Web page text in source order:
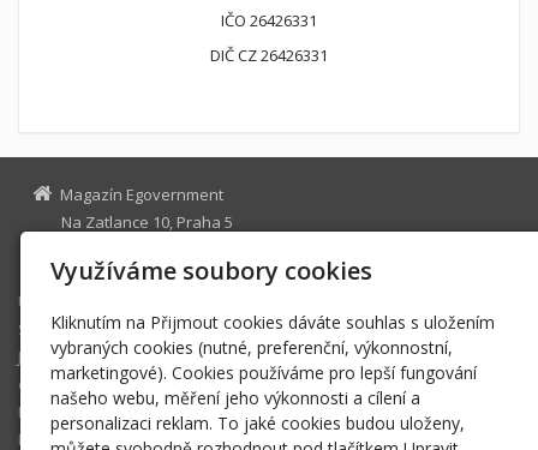
IČO 26426331
DIČ CZ 26426331
Magazín Egovernment
Na Zatlance 10, Praha 5
egovernment@egovernment.cz
Úvodní stránka
STUDIO
JIHLAVA
eOSOBNOST
ROK INFORMATIKY
MIKULOV
Využíváme soubory cookies
Kliknutím na Přijmout cookies dáváte souhlas s uložením
vybraných cookies (nutné, preferenční, výkonnostní,
marketingové). Cookies používáme pro lepší fungování
našeho webu, měření jeho výkonnosti a cílení a
personalizaci reklam. To jaké cookies budou uloženy,